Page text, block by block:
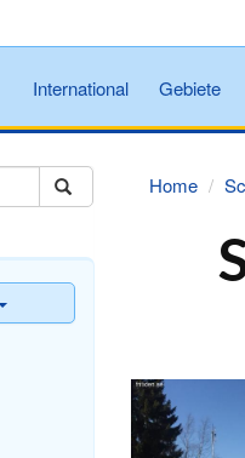
International Gebiete
Home